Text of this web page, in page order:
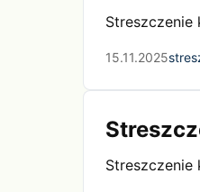
Streszczenie
15.11.2025
Streszczenie